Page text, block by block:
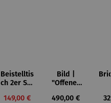
Beistelltis
ch 2er Set
Verkaufspreis:
149,00 €
Bild |
"Offenes
Collioure"
Regulärer Preis:
490,00 €